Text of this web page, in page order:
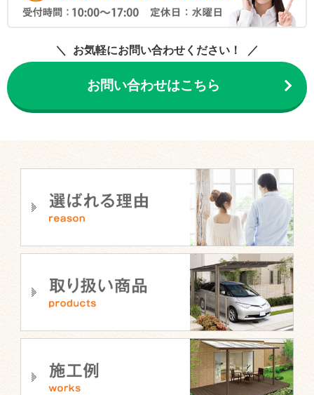
お気軽にお問い合わせください！
お問い合わせはこちら